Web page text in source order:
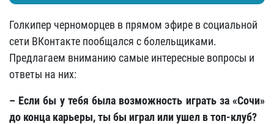
Голкипер черноморцев в прямом эфире в социальной
сети ВКонтакте пообщался с болельщиками.
Предлагаем вниманию самые интересные вопросы и
ответы на них:
– Если бы у тебя была возможность играть за «Сочи»
до конца карьеры, ты бы играл или ушел в топ-клуб?